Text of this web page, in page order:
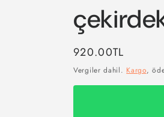
Normal
fiyat
920.00TL
Vergiler dahil. Kargo,